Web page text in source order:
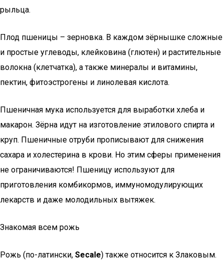
рыльца.
Плод пшеницы – зерновка. В каждом зёрнышке сложные
и простые углеводы, клейковина (глютен) и растительные
волокна (клетчатка), а также минералы и витамины,
пектин, фитоэстрогены и линолевая кислота.
Пшеничная мука используется для выработки хлеба и
макарон. Зёрна идут на изготовление этилового спирта и
круп. Пшеничные отруби прописывают для снижения
сахара и холестерина в крови. Но этим сферы применения
не ограничиваются! Пшеницу используют для
приготовления комбикормов, иммуномодулирующих
лекарств и даже молодильных вытяжек.
Знакомая всем рожь
Рожь (по-латински, Secale) также относится к Злаковым.